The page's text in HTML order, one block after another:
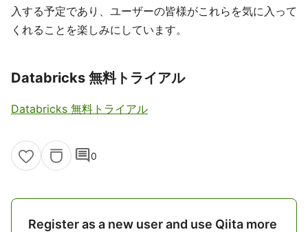
入する予定であり、ユーザーの皆様がこれらを気に入って
くれることを楽しみにしています。
Databricks 無料トライアル
Databricks 無料トライアル
comment0
Register as a new user and use Qiita more